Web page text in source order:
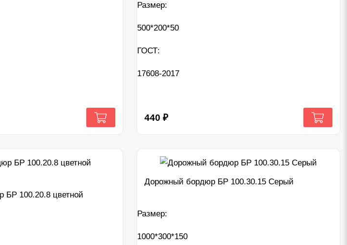
Размер:
500*200*50
ГОСТ:
17608-2017
440 ₽
БР 100.20.8 цветной
Дорожный бордюр БР 100.30.15 Серый
Размер:
1000*300*150